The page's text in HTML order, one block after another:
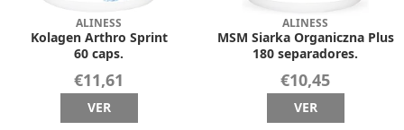
ALINESS
Kolagen Arthro Sprint
60 caps.
€11,61
VER
ALINESS
MSM Siarka Organiczna Plus
180 separadores.
€10,45
VER